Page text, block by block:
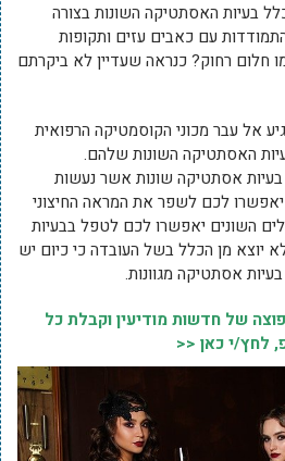
בעיות האסתטיקה השונות בצורה
עם כאבים עזים ותקופות
חלום רחוק? כנראה שעדיין לא ביקרתם
אל עבר מכוני הקוסמטיקה הרפואית
האסתטיקה השונות שלהם.
אסתטיקה שונות אשר נעשות
לכם לשפר את המראה החיצוני
השונים יאפשרו לכם לטפל בבעיות
יוצא מן הכלל בשל העובדה כי כיום יש
אסתטיקה מגוונות.
של חדשות מודיעין וקבלת כל
לחץ/י כאן <<